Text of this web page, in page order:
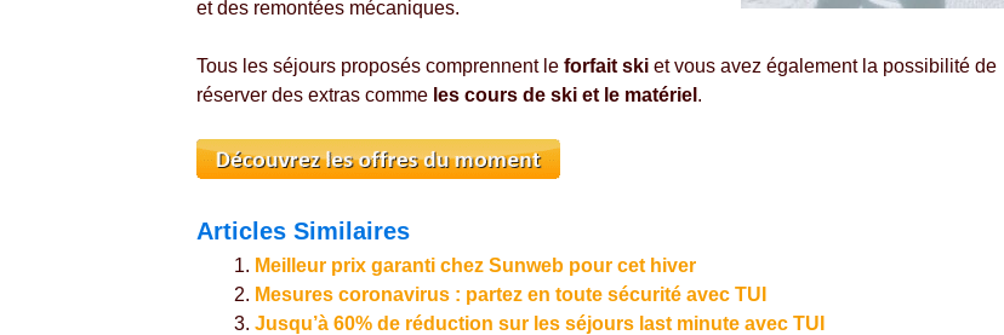
et des remontées mécaniques.
Tous les séjours proposés comprennent le forfait ski et vous avez également la possibilité de
réserver des extras comme les cours de ski et le matériel .
Articles Similaires
Meilleur prix garanti chez Sunweb pour cet hiver
Mesures coronavirus : partez en toute sécurité avec TUI
Jusqu’à 60% de réduction sur les séjours last minute avec TUI